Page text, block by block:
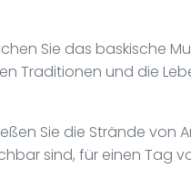
Sie das baskische
Traditionen und die
Sie die Strände von
sind, für einen Tag